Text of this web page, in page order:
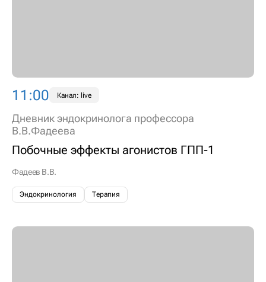
11:00 Канал: live
Дневник эндокринолога профессора
В.В.Фадеева
Побочные эффекты агонистов ГПП-1
Фадеев В.В.
Эндокринология Терапия